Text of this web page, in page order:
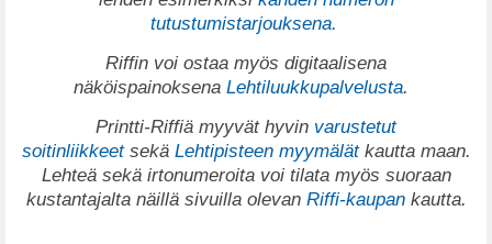
tutustumistarjouksena.
Riffin voi ostaa myös digitaalisena
näköispainoksena Lehtiluukkupalvelusta.
Printti-Riffiä myyvät hyvin varustetut
soitinliikkeet sekä Lehtipisteen myymälätkautta maan.
Lehteä sekä irtonumeroita voi tilata myös suoraan
kustantajalta näillä sivuilla olevan Riffi-kaupankautta.